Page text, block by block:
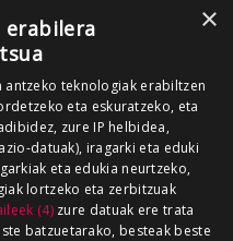
×
erabilera
antzeko teknologiak erabiltzen
eta eskuratzeko, eta
zure IP helbidea,
datuak), iragarki eta eduki
eta edukia neurtzeko,
lortzeko eta zerbitzuak
(4)zure datuak ere trata
batzuetarako, besteak beste